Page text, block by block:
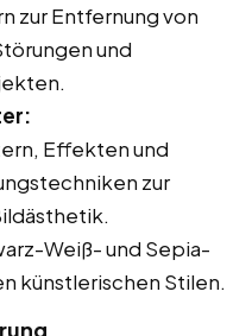
zur Entfernung von
und
Effekten und
zur
Weiß- und Sepia-
künstlerischen Stilen.